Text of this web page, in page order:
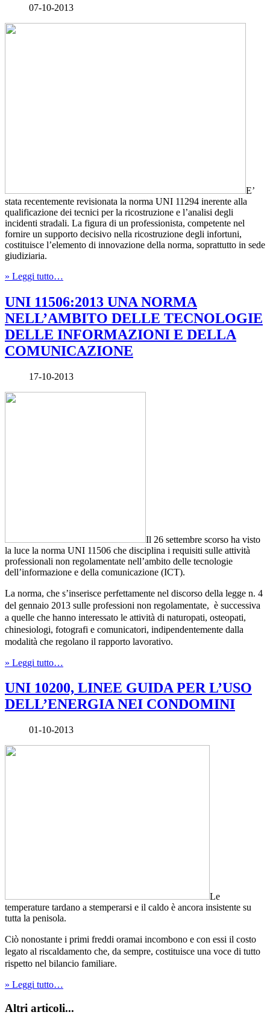
07-10-2013
E’
stata recentemente revisionata la norma UNI 11294 inerente alla
qualificazione dei tecnici per la ricostruzione e l’analisi degli
incidenti stradali. La figura di un professionista, competente nel
fornire un supporto decisivo nella ricostruzione degli infortuni,
costituisce l’elemento di innovazione della norma, soprattutto in sede
giudiziaria.
» Leggi tutto…
UNI 11506:2013 UNA NORMA
NELL’AMBITO DELLE TECNOLOGIE
DELLE INFORMAZIONI E DELLA
COMUNICAZIONE
17-10-2013
Il 26 settembre scorso ha visto
la luce la norma UNI 11506 che disciplina i requisiti sulle attività
professionali non regolamentate nell’ambito delle tecnologie
dell’informazione e della comunicazione (ICT).
La norma, che s’inserisce perfettamente nel discorso della legge n. 4
del gennaio 2013 sulle professioni non regolamentate, è successiva
a quelle che hanno interessato le attività di naturopati, osteopati,
chinesiologi, fotografi e comunicatori, indipendentemente dalla
modalità che regolano il rapporto lavorativo.
» Leggi tutto…
UNI 10200, LINEE GUIDA PER L’USO
DELL’ENERGIA NEI CONDOMINI
01-10-2013
Le
temperature tardano a stemperarsi e il caldo è ancora insistente su
tutta la penisola.
Ciò nonostante i primi freddi oramai incombono e con essi il costo
legato al riscaldamento che, da sempre, costituisce una voce di tutto
rispetto nel bilancio familiare.
» Leggi tutto…
Altri articoli...